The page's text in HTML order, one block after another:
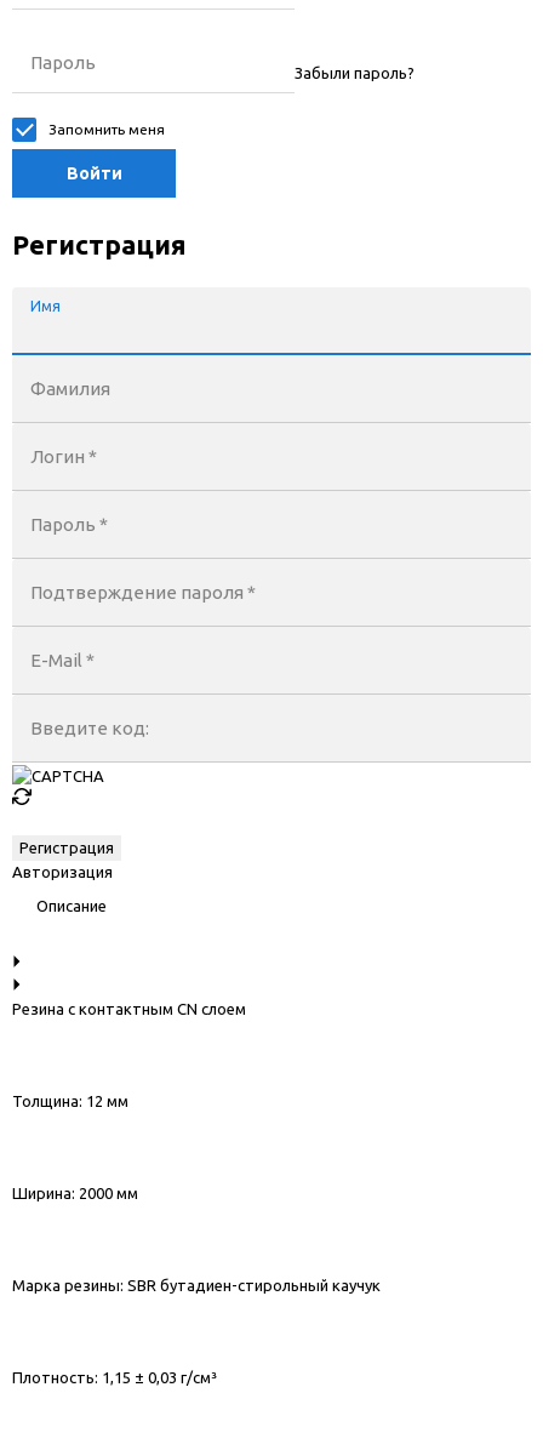
Пароль Забыли пароль?
Запомнить меня
Войти
Регистрация
Имя
Фамилия
Логин *
Пароль *
Подтверждение пароля *
E-Mail*
Введите код:
Авторизация
Описание
Резина с контактным CN слоем
Толщина: 12 мм
Ширина: 2000 мм
Марка резины: SBR бутадиен-стирольный каучук
Плотность: 1,15 ± 0,03 г/см³